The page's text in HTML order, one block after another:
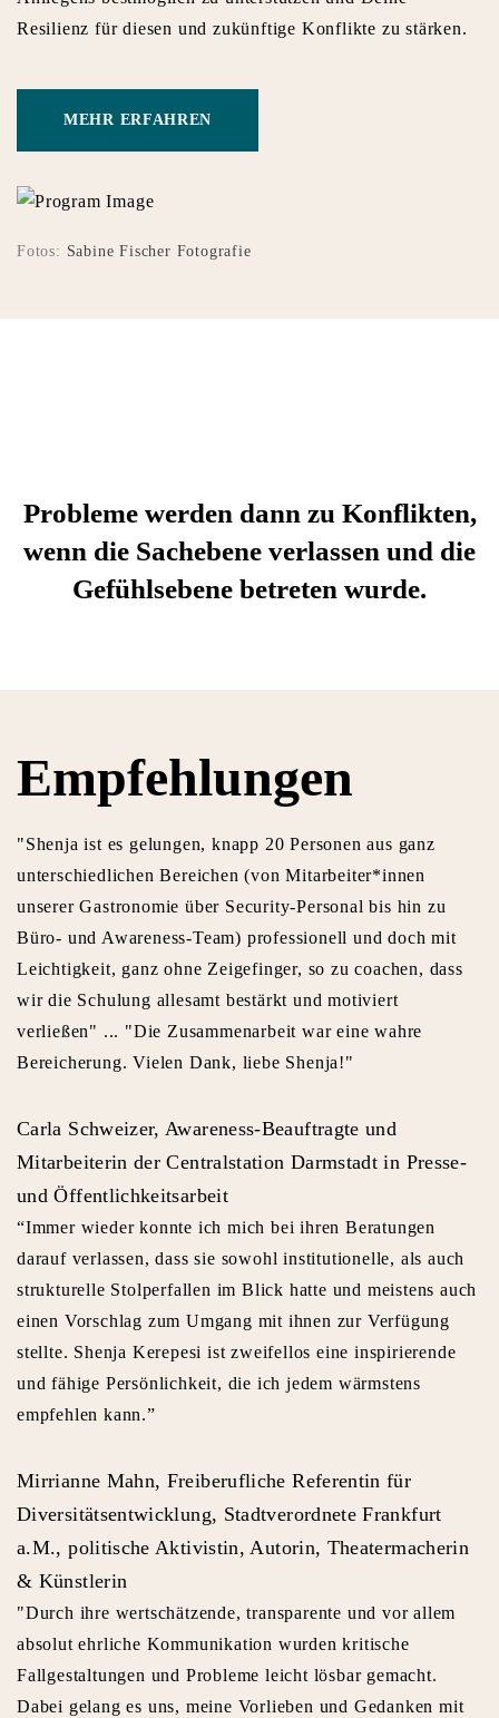
Resilienz für diesen und zukünftige Konflikte zu stärken.
MEHR ERFAHREN
Fotos: Sabine Fischer Fotografie
Probleme werden dann zu Konflikten,
wenn die Sachebene verlassen und die
Gefühlsebene betreten wurde.
Empfehlungen
"Shenja ist es gelungen, knapp 20 Personen aus ganz
unterschiedlichen Bereichen (von Mitarbeiter*innen
unserer Gastronomie über Security-Personal bis hin zu
Büro- und Awareness-Team) professionell und doch mit
Leichtigkeit, ganz ohne Zeigefinger, so zu coachen, dass
wir die Schulung allesamt bestärkt und motiviert
verließen" ... "Die Zusammenarbeit war eine wahre
Bereicherung. Vielen Dank, liebe Shenja!"
Carla Schweizer, Awareness-Beauftragte und
Mitarbeiterin der Centralstation Darmstadt in Presse-
und Öffentlichkeitsarbeit
“Immer wieder konnte ich mich bei ihren Beratungen
darauf verlassen, dass sie sowohl institutionelle, als auch
strukturelle Stolperfallen im Blick hatte und meistens auch
einen Vorschlag zum Umgang mit ihnen zur Verfügung
stellte. Shenja Kerepesi ist zweifellos eine inspirierende
und fähige Persönlichkeit, die ich jedem wärmstens
empfehlen kann.”
Mirrianne Mahn, Freiberufliche Referentin für
Diversitätsentwicklung, Stadtverordnete Frankfurt
a.M., politische Aktivistin, Autorin, Theatermacherin
& Künstlerin
"Durch ihre wertschätzende, transparente und vor allem
absolut ehrliche Kommunikation wurden kritische
Fallgestaltungen und Probleme leicht lösbar gemacht.
Dabei gelang es uns, meine Vorlieben und Gedanken mit